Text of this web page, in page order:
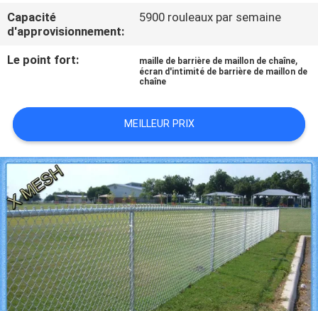
CONTACTEZ-
NOUS
UNE
CITATION
PLAN
DU
SITE
PRIVACY
POLICY
Capacité
d'approvisionnement:
5900 rouleaux par semaine
Le point fort: maille de barrière de maillon de chaîne,
écran d'intimité de barrière de maillon de
chaîne
MEILLEUR PRIX